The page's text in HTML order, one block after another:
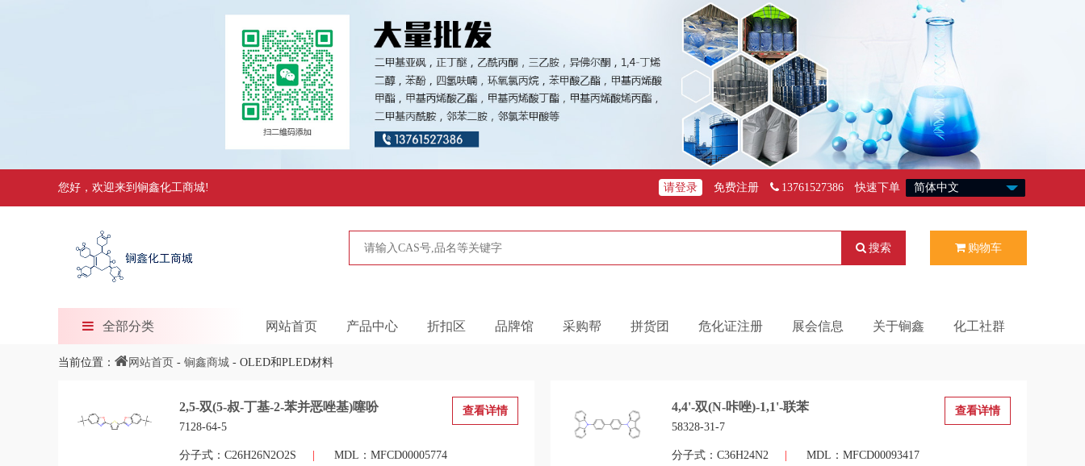
您好，欢迎来到锏鑫化工商城! 请登录 免费注册 13761527386 快速下单
购物车
搜索
全部分类 网站首页 产品中心 折扣区 品牌馆 采购帮 拼货团 危化证注册 展会信息 关于锏鑫 化工社群
当前位置： 网站首页 - 锏鑫商城 - OLED和PLED材料
查看详情
2,5-双(5-叔-丁基-2-苯并恶唑基)噻吩
7128-64-5
分子式：C26H26N2O2S MDL：MFCD00005774
查看详情
4,4'-双(N-咔唑)-1,1'-联苯
58328-31-7
分子式：C36H24N2 MDL：MFCD00093417